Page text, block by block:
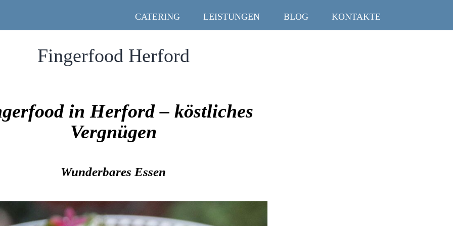
CATERING LEISTUNGEN BLOG KONTAKTE
Fingerfood Herford
in Herford – köstliches
Vergnügen
Wunderbares Essen